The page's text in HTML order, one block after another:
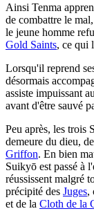
Ainsi Tenma
de combattre le
le jeune homme
Gold Saints, ce qui
Lorsqu'il reprend
désormais
assiste impuissant
avant d'être sauvé
Peu après, les trois
demeure du dieu,
Griffon. En bien
Suikyō est passé à
réussissent malgré
précipité des Juges,
et de la Cloth de la